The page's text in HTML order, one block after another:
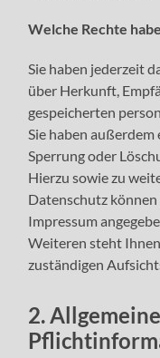
Welche Rechte
Sie haben jederzeit
über Herkunft,
gespeicherten
Sie haben außerdem
Sperrung oder
Hierzu sowie zu
Datenschutz
Impressum
Weiteren steht
zuständigen
2.